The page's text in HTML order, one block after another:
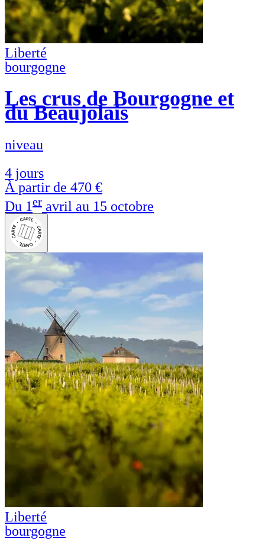
Liberté
bourgogne
Les crus de Bourgogne et
du Beaujolais
niveau
4 jours
À partir de 470 €
Du 1er avril au 15 octobre
Liberté
bourgogne